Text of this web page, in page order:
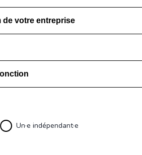
Un·e indépendant·e